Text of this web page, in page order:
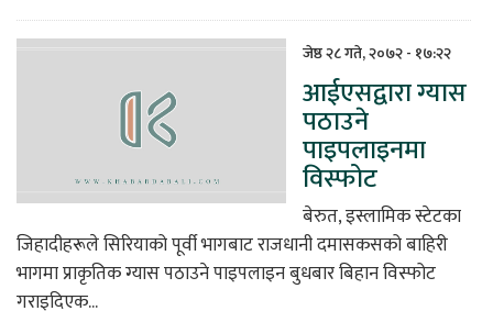
जेष्ठ २८ गते, २०७२ - १७:२२
आईएसद्वारा ग्यास
पठाउने
पाइपलाइनमा
विस्फोट
बेरुत, इस्लामिक स्टेटका
जिहादीहरूले सिरियाको पूर्वी भागबाट राजधानी दमासकसको बाहिरी
भागमा प्राकृतिक ग्यास पठाउने पाइपलाइन बुधबार बिहान विस्फोट
गराइदिएक...